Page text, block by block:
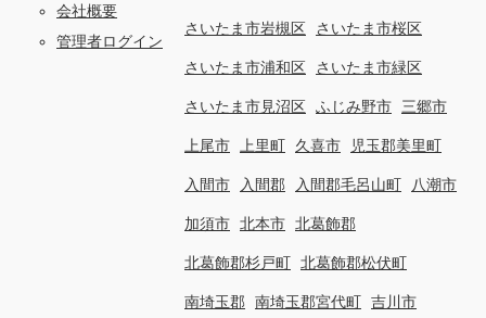
会社概要
管理者ログイン
さいたま市岩槻区 さいたま市桜区
さいたま市浦和区 さいたま市緑区
さいたま市見沼区 ふじみ野市 三郷市
上尾市 上里町 久喜市 児玉郡美里町
入間市 入間郡 入間郡毛呂山町 八潮市
加須市 北本市 北葛飾郡
北葛飾郡杉戸町 北葛飾郡松伏町
南埼玉郡 南埼玉郡宮代町 吉川市